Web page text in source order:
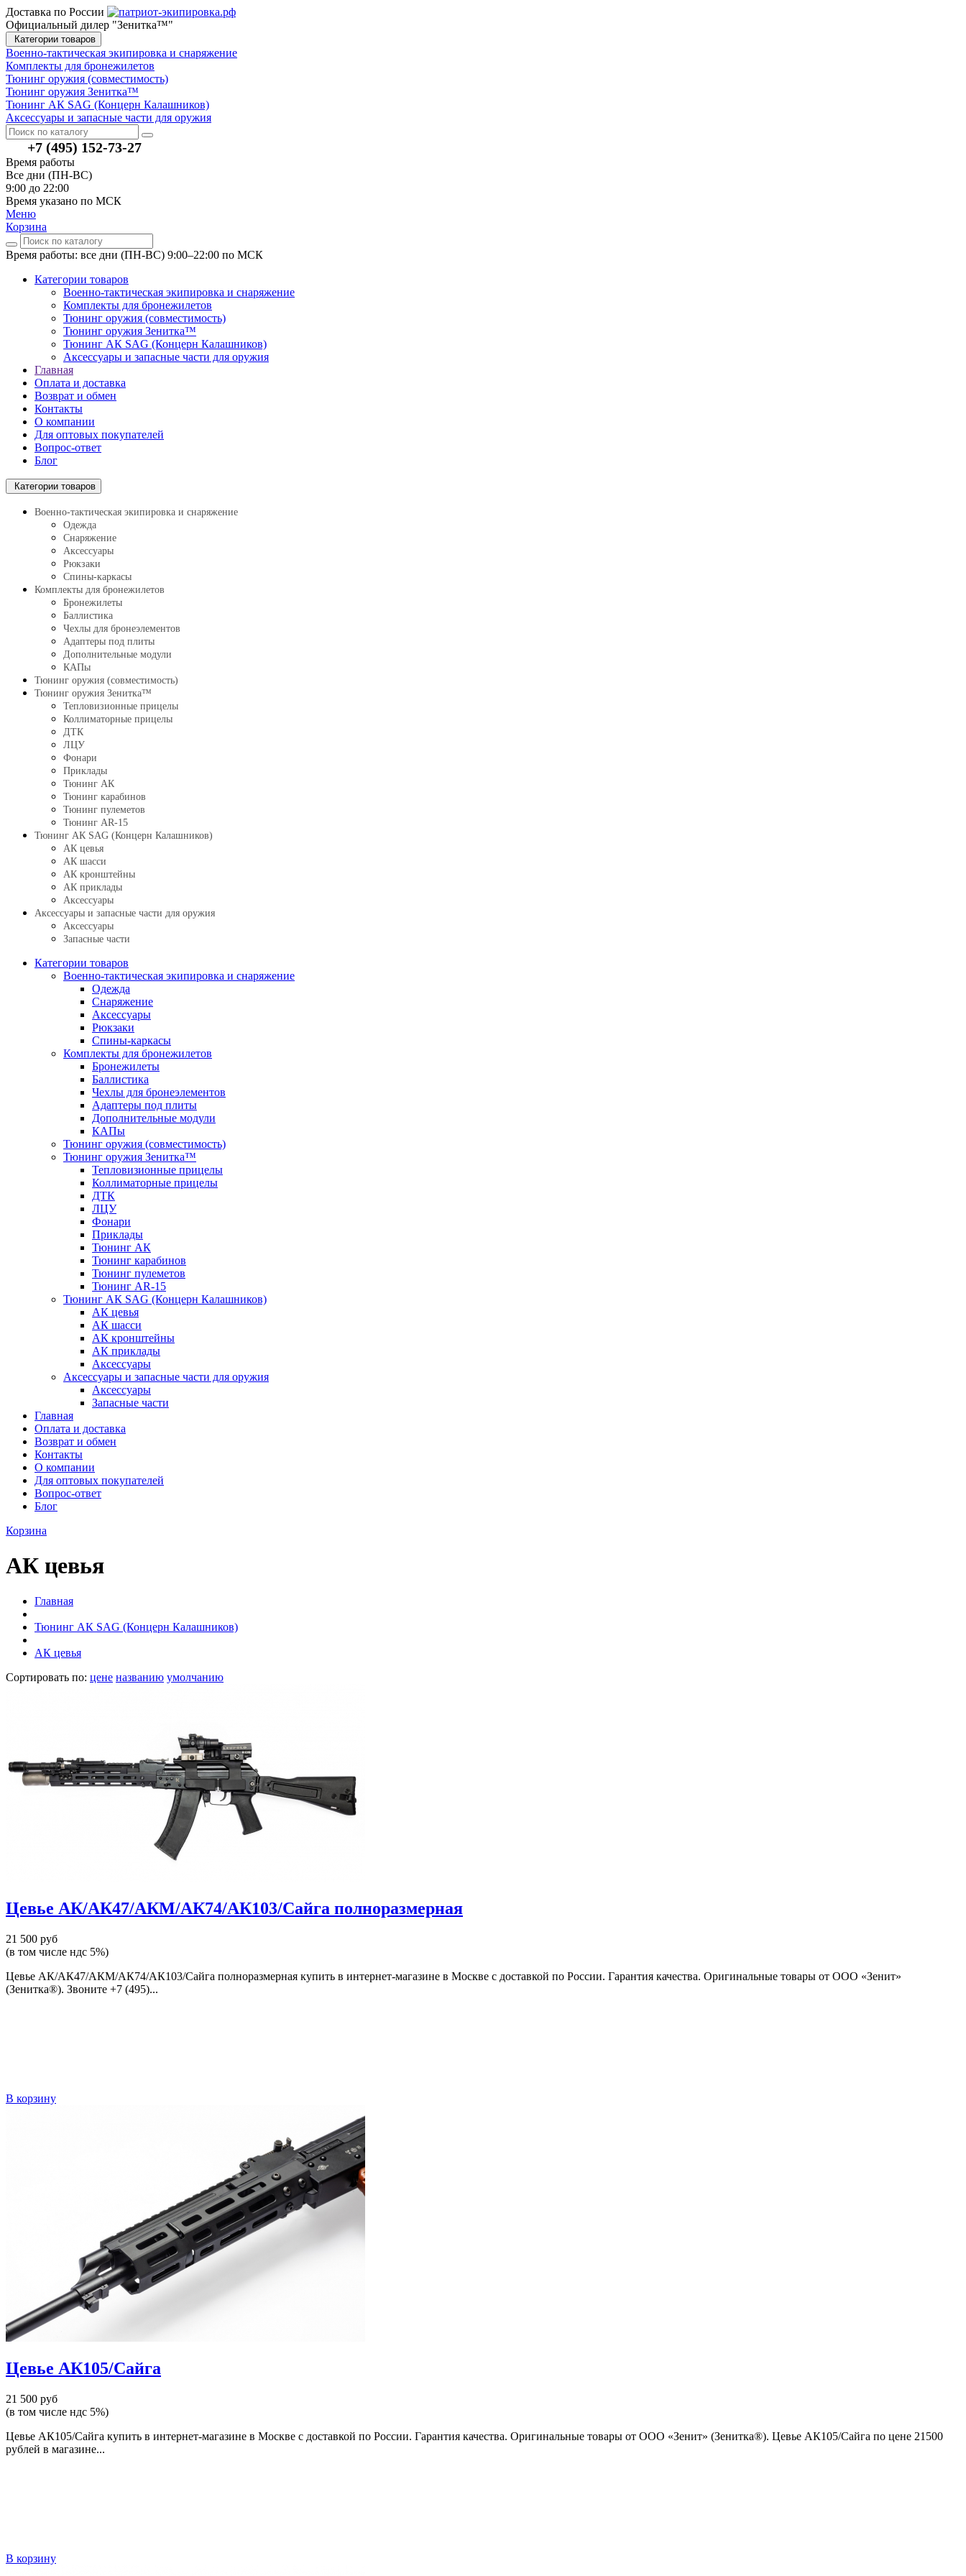
Доставка по России
Официальный дилер "Зенитка™"
Категории товаров
Военно-тактическая экипировка и снаряжение
Комплекты для бронежилетов
Тюнинг оружия (совместимость)
Тюнинг оружия Зенитка™
Тюнинг АК SAG (Концерн Калашников)
Аксессуары и запасные части для оружия
+7 (495) 152-73-27
Время работы
Все дни (ПН-ВС)
9:00 до 22:00
Время указано по МСК
Меню
Корзина
Время работы: все дни (ПН-ВС) 9:00–22:00 по МСК
Категории товаров
Военно-тактическая экипировка и снаряжение
Комплекты для бронежилетов
Тюнинг оружия (совместимость)
Тюнинг оружия Зенитка™
Тюнинг АК SAG (Концерн Калашников)
Аксессуары и запасные части для оружия
Главная
Оплата и доставка
Возврат и обмен
Контакты
О компании
Для оптовых покупателей
Вопрос-ответ
Блог
Категории товаров
Военно-тактическая экипировка и снаряжение
Одежда
Снаряжение
Аксессуары
Рюкзаки
Спины-каркасы
Комплекты для бронежилетов
Бронежилеты
Баллистика
Чехлы для бронеэлементов
Адаптеры под плиты
Дополнительные модули
КАПы
Тюнинг оружия (совместимость)
Тюнинг оружия Зенитка™
Тепловизионные прицелы
Коллиматорные прицелы
ДТК
ЛЦУ
Фонари
Приклады
Тюнинг АК
Тюнинг карабинов
Тюнинг пулеметов
Тюнинг AR-15
Тюнинг АК SAG (Концерн Калашников)
АК цевья
АК шасси
АК кронштейны
АК приклады
Аксессуары
Аксессуары и запасные части для оружия
Аксессуары
Запасные части
Категории товаров
Военно-тактическая экипировка и снаряжение
Одежда
Снаряжение
Аксессуары
Рюкзаки
Спины-каркасы
Комплекты для бронежилетов
Бронежилеты
Баллистика
Чехлы для бронеэлементов
Адаптеры под плиты
Дополнительные модули
КАПы
Тюнинг оружия (совместимость)
Тюнинг оружия Зенитка™
Тепловизионные прицелы
Коллиматорные прицелы
ДТК
ЛЦУ
Фонари
Приклады
Тюнинг АК
Тюнинг карабинов
Тюнинг пулеметов
Тюнинг AR-15
Тюнинг АК SAG (Концерн Калашников)
АК цевья
АК шасси
АК кронштейны
АК приклады
Аксессуары
Аксессуары и запасные части для оружия
Аксессуары
Запасные части
Главная
Оплата и доставка
Возврат и обмен
Контакты
О компании
Для оптовых покупателей
Вопрос-ответ
Блог
Корзина
АК цевья
Главная
Тюнинг АК SAG (Концерн Калашников)
АК цевья
Сортировать по: цене названию умолчанию
Цевье АК/АК47/АКМ/АК74/АК103/Сайга полноразмерная
21 500 руб
(в том числе ндс 5%)
Цевье АК/АК47/АКМ/АК74/АК103/Сайга полноразмерная купить в интернет-магазине в Москве с доставкой по России. Гарантия качества. Оригинальные товары от ООО «Зенит»
(Зенитка®). Звоните +7 (495)...
В корзину
Цевье АК105/Сайга
21 500 руб
(в том числе ндс 5%)
Цевье АК105/Сайга купить в интернет-магазине в Москве с доставкой по России. Гарантия качества. Оригинальные товары от ООО «Зенит» (Зенитка®). Цевье АК105/Сайга по цене 21500
рублей в магазине...
В корзину